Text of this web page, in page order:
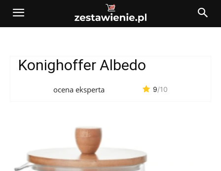
Konighoffer Albedo
ocena eksperta 9/10